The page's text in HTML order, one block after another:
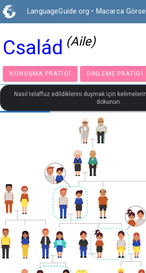
LanguageGuide.org • Macarca
Család (Aile)
KONUŞMA PRATIGI DINLEME
Nasıl telaffuz edildiklerini duymak için
dokunun.